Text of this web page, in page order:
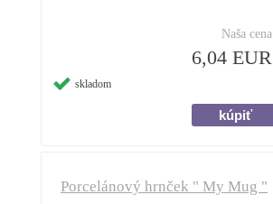
Naša cena
6,04 EUR
skladom
Porcelánový hrnček " My Mug "